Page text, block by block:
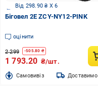
Від 298.90 ₴ X 6
Біговел 2E ZCY-NY12-PINK
оцінити
2 299 -505.80 ₴
1 793.20 ₴/шт.
Cамовивіз Доставимо